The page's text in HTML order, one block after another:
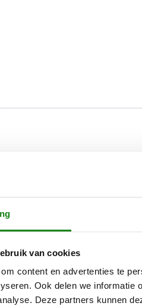
van cookies
content en advertenties te
Ook delen we
Deze partners kunnen